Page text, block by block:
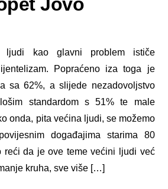
ljudi kao glavni problem ističe
Popraćeno iza toga je
sa 62%, a slijede nezadovoljstvo
standardom s 51% te male
onda, pita većina ljudi, se možemo
događajima starima 80
reći da je ove teme većini ljudi već
kruha, sve više […]